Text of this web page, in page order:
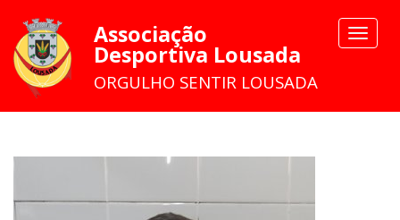
Toggle
Associação
Desportiva Lousada
ORGULHO SENTIR LOUSADA